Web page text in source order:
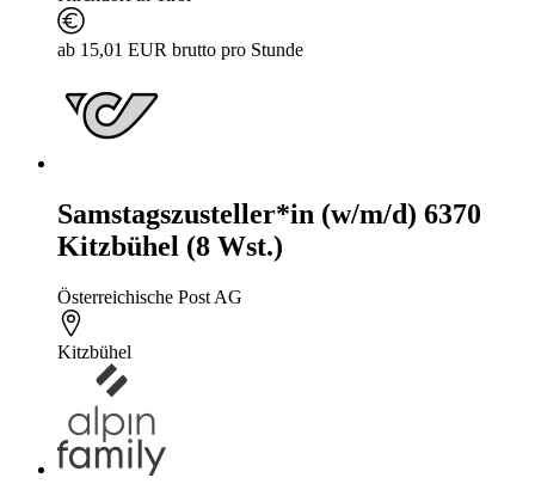
ab 15,01 EUR brutto pro Stunde
Samstagszusteller*in (w/m/d) 6370
Kitzbühel (8 Wst.)
Österreichische Post AG
Kitzbühel